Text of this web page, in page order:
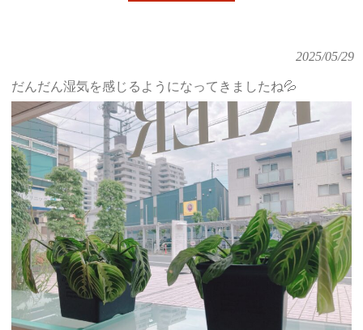
2025/05/29
だんだん湿気を感じるようになってきましたね💦